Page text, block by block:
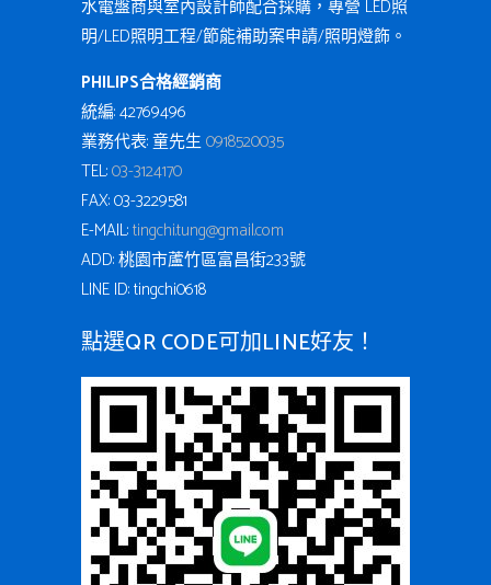
水電盤商與室內設計師配合採購，專營 LED照
明/LED照明工程/節能補助案申請/照明燈飾。
PHILIPS合格經銷商
統編: 42769496
業務代表: 童先生0918520035
TEL:03-3124170
FAX: 03-3229581
E-MAIL:tingchi.tung@gmail.com
ADD: 桃園市蘆竹區富昌街233號
LINE ID: tingchi0618
點選QR CODE可加LINE好友！